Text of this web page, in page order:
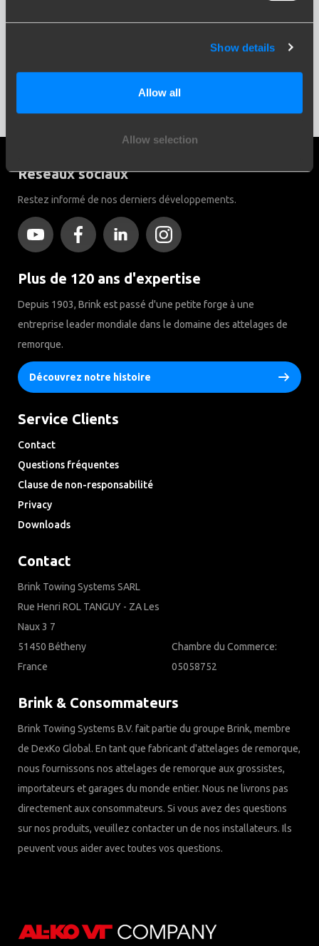
Show details
Allow all
Allow selection
Réseaux sociaux
Restez informé de nos derniers développements.
Plus de 120 ans d'expertise
Depuis 1903, Brink est passé d'une petite forge à une
entreprise leader mondiale dans le domaine des attelages de
remorque.
Découvrez notre histoire
Service Clients
Contact
Questions fréquentes
Clause de non-responsabilité
Privacy
Downloads
Contact
Brink Towing Systems SARL
Rue Henri ROL TANGUY - ZA Les
Naux 3 7
51450 Bétheny
France
Chambre du Commerce:
05058752
Brink & Consommateurs
Brink Towing Systems B.V. fait partie du groupe Brink, membre
de DexKo Global. En tant que fabricant d'attelages de remorque,
nous fournissons nos attelages de remorque aux grossistes,
importateurs et garages du monde entier. Nous ne livrons pas
directement aux consommateurs. Si vous avez des questions
sur nos produits, veuillez contacter un de nos installateurs. Ils
peuvent vous aider avec toutes vos questions.